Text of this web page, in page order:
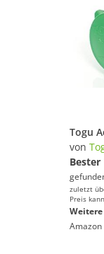
von
Bester
zuletzt
Preis
Amazon